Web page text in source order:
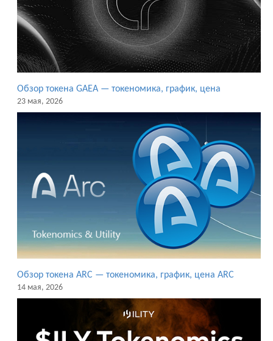
Обзор токена GAEA — токеномика, график, цена
23 мая, 2026
Обзор токена ARC — токеномика, график, цена ARC
14 мая, 2026